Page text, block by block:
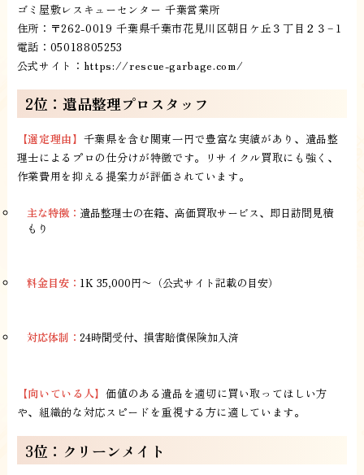
ゴミ屋敷レスキューセンター 千葉営業所
住所：〒262-0019 千葉県千葉市花見川区朝日ケ丘３丁目２３−１
電話：05018805253
公式サイト： https://rescue-garbage.com/
2位：遺品整理プロスタッフ
【選定理由】 千葉県を含む関東一円で豊富な実績があり、遺品整
理士によるプロの仕分けが特徴です。リサイクル買取にも強く、
作業費用を抑える提案力が評価されています。
主な特徴： 遺品整理士の在籍、高価買取サービス、即日訪問見積
もり
料金目安： 1K 35,000円〜（公式サイト記載の目安）
対応体制： 24時間受付、損害賠償保険加入済
【向いている人】 価値のある遺品を適切に買い取ってほしい方
や、組織的な対応スピードを重視する方に適しています。
3位：クリーンメイト